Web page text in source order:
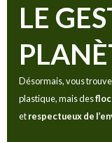
LE
Désormais, vous
plastique, mais des
etrespectueux de